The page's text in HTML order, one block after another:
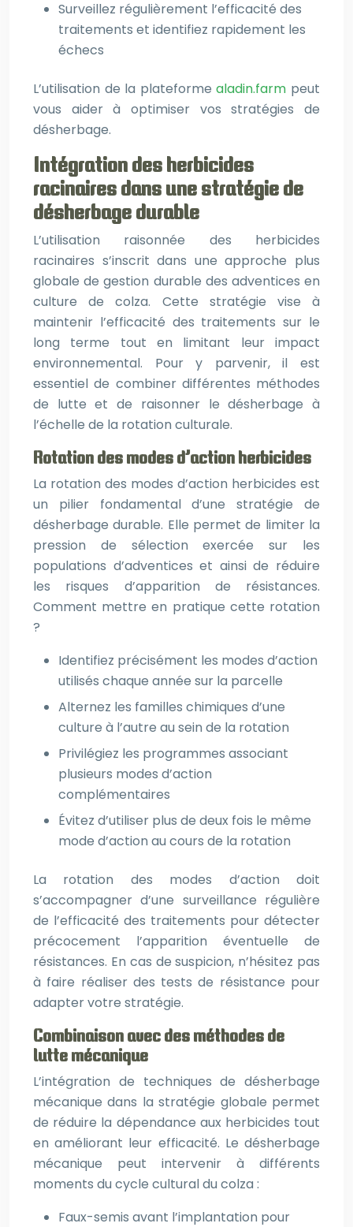
Surveillez régulièrement l’efficacité des
traitements et identifiez rapidement les
échecs
L’utilisation de la plateformealadin.farm peut
vous aider à optimiser vos stratégies de
désherbage.
Intégration des herbicides
racinaires dans une stratégie de
désherbage durable
L’utilisation raisonnée des herbicides
racinaires s’inscrit dans une approche plus
globale de gestion durable des adventices en
culture de colza. Cette stratégie vise à
maintenir l’efficacité des traitements sur le
long terme tout en limitant leur impact
environnemental. Pour y parvenir, il est
essentiel de combiner différentes méthodes
de lutte et de raisonner le désherbage à
l’échelle de la rotation culturale.
Rotation des modes d’action herbicides
La rotation des modes d’action herbicides est
un pilier fondamental d’une stratégie de
désherbage durable. Elle permet de limiter la
pression de sélection exercée sur les
populations d’adventices et ainsi de réduire
les risques d’apparition de résistances.
Comment mettre en pratique cette rotation
?
Identifiez précisément les modes d’action
utilisés chaque année sur la parcelle
Alternez les familles chimiques d’une
culture à l’autre au sein de la rotation
Privilégiez les programmes associant
plusieurs modes d’action
complémentaires
Évitez d’utiliser plus de deux fois le même
mode d’action au cours de la rotation
La rotation des modes d’action doit
s’accompagner d’une surveillance régulière
de l’efficacité des traitements pour détecter
précocement l’apparition éventuelle de
résistances. En cas de suspicion, n’hésitez pas
à faire réaliser des tests de résistance pour
adapter votre stratégie.
Combinaison avec des méthodes de
lutte mécanique
L’intégration de techniques de désherbage
mécanique dans la stratégie globale permet
de réduire la dépendance aux herbicides tout
en améliorant leur efficacité. Le désherbage
mécanique peut intervenir à différents
moments du cycle cultural du colza :
Faux-semis avant l’implantation pour